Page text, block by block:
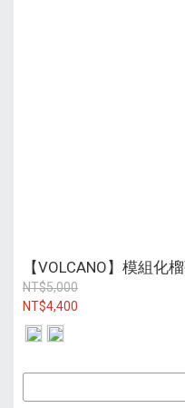
【VOLCANO】模組化
NT$5,000
NT$4,400